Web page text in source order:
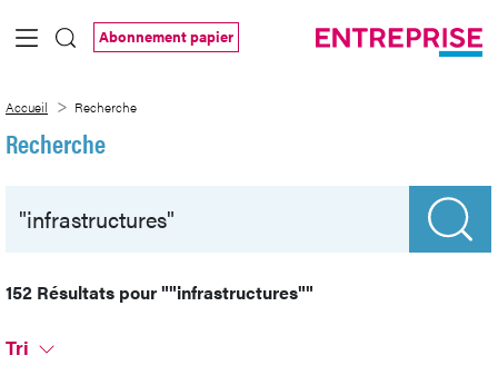
Saut au contenu principal
Abonnement papier
Accueil Recherche
Recherche
152 Résultats pour""infrastructures""
Tri